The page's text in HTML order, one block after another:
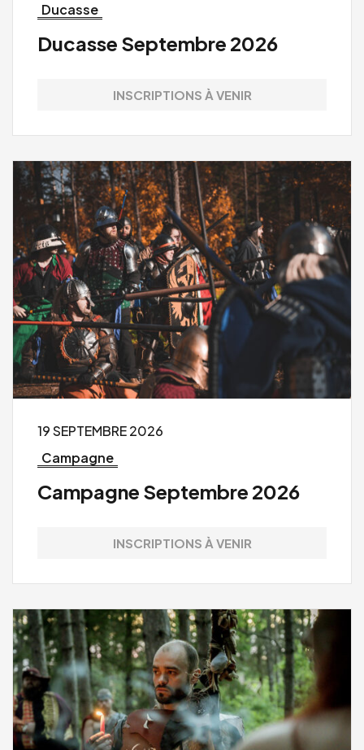
Ducasse
Ducasse Septembre 2026
INSCRIPTIONS À VENIR
19 SEPTEMBRE 2026
Campagne
Campagne Septembre 2026
INSCRIPTIONS À VENIR